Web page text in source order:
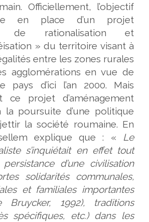
Officiellement, l’objectif
en place d’un projet
de rationalisation et
» du territoire visant à
entre les zones rurales
agglomérations en vue de
pays d’ici l’an 2000. Mais
ce projet d’aménagement
la poursuite d’une politique
la société roumaine. En
explique que : « Le
s’inquiétait en effet tout
d’une civilisation
solidarités communales,
et familiales importantes
Bruycker, 1992), traditions
spécifiques, etc.) dans les